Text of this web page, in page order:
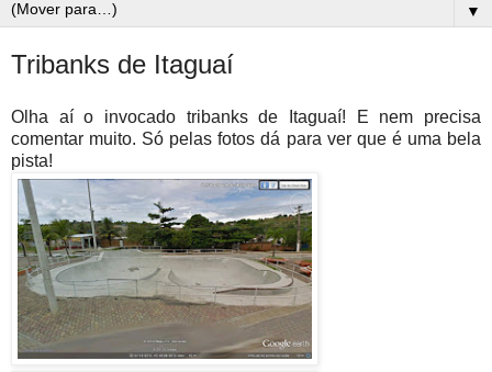
▼
Tribanks de Itaguaí
Olha aí o invocado tribanks de Itaguaí! E nem precisa
comentar muito. Só pelas fotos dá para ver que é uma bela
pista!